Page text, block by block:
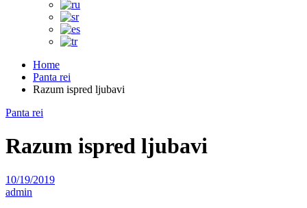
Home
Panta rei
Razum ispred ljubavi
Panta rei
Razum ispred ljubavi
10/19/2019
admin